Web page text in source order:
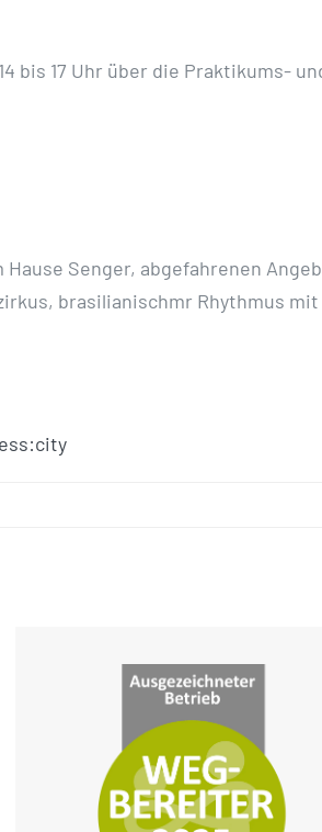
bis 17 Uhr über die Praktikums-
Senger, abgefahrenen
brasilianischmr Rhythmus